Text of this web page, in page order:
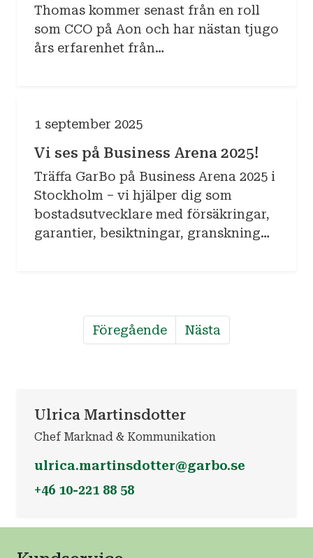
Thomas kommer senast från en roll
som CCO på Aon och har nästan tjugo
års erfarenhet från
1 september 2025
Vi ses på Business Arena 2025!
Träffa GarBo på Business Arena 2025 i
Stockholm – vi hjälper dig som
bostadsutvecklare med försäkringar,
garantier, besiktningar, granskning
Föregående Nästa
Ulrica Martinsdotter
Chef Marknad & Kommunikation
ulrica.martinsdotter@garbo.se
+46 10-221 88 58